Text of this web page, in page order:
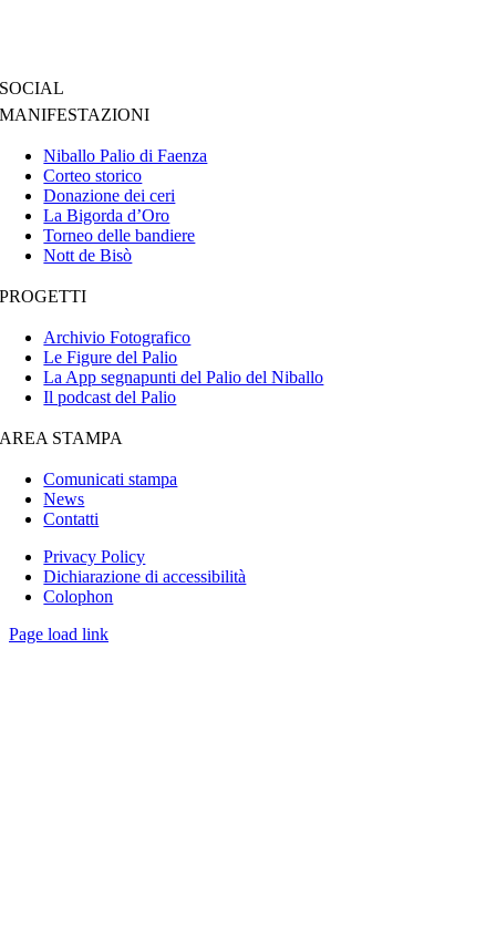
SOCIAL
MANIFESTAZIONI
Niballo Palio di Faenza
Corteo storico
Donazione dei ceri
La Bigorda d’Oro
Torneo delle bandiere
Nott de Bisò
PROGETTI
Archivio Fotografico
Le Figure del Palio
La App segnapunti del Palio del Niballo
Il podcast del Palio
AREA STAMPA
Comunicati stampa
News
Contatti
Privacy Policy
Dichiarazione di accessibilità
Colophon
Page load link